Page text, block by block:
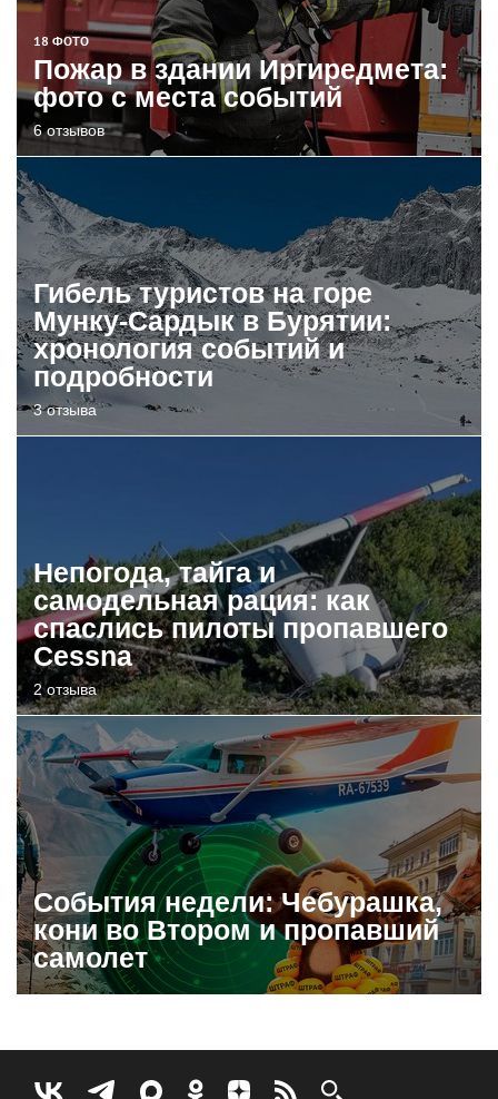
18 ФОТО
Пожар в здании Иргиредмета:
фото с места событий
6 отзывов
Гибель туристов на горе
Мунку-Сардык в Бурятии:
хронология событий и
подробности
3 отзыва
Непогода, тайга и
самодельная рация: как
спаслись пилоты пропавшего
Cessna
2 отзыва
События недели: Чебурашка,
кони во Втором и пропавший
самолет